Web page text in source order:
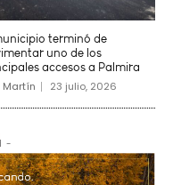
terminó de
uno de los
accesos a Palmira
Martín 23 julio, 2026
-